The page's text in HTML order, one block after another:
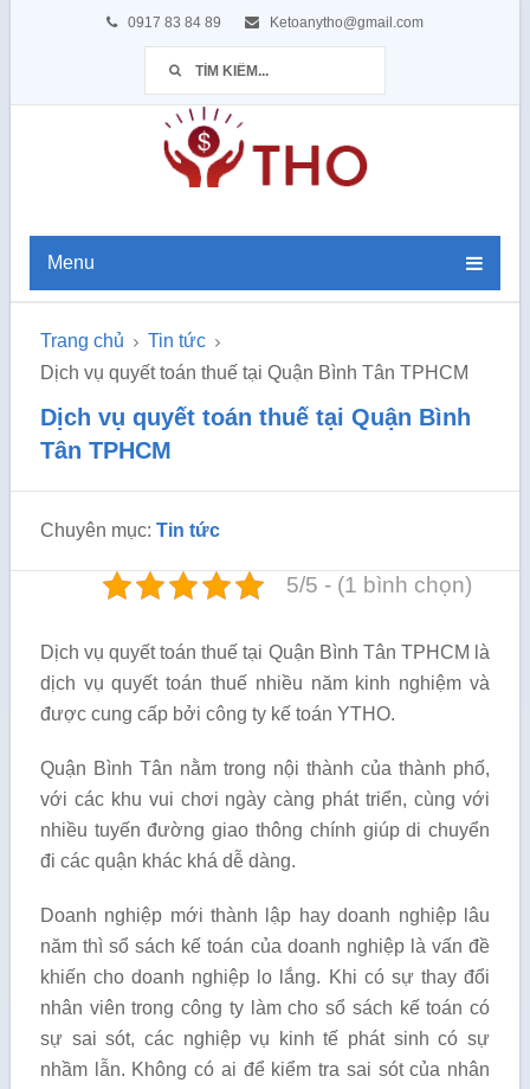
0917 83 84 89 Ketoanytho@gmail.com
Menu
Trang chủ
Tin tức
Dịch vụ quyết toán thuế tại Quận Bình Tân TPHCM
Dịch vụ quyết toán thuế tại Quận Bình
Tân TPHCM
Chuyên mục: Tin tức
5/5 - (1 bình chọn)
Dịch vụ quyết toán thuế tại Quận Bình Tân TPHCM là
dịch vụ quyết toán thuế nhiều năm kinh nghiệm và
được cung cấp bởi công ty kế toán YTHO.
Quận Bình Tân nằm trong nội thành của thành phố,
với các khu vui chơi ngày càng phát triển, cùng với
nhiều tuyến đường giao thông chính giúp di chuyển
đi các quận khác khá dễ dàng.
Doanh nghiệp mới thành lập hay doanh nghiệp lâu
năm thì sổ sách kế toán của doanh nghiệp là vấn đề
khiến cho doanh nghiệp lo lắng. Khi có sự thay đổi
nhân viên trong công ty làm cho sổ sách kế toán có
sự sai sót, các nghiệp vụ kinh tế phát sinh có sự
nhầm lẫn. Không có ai để kiểm tra sai sót của nhân